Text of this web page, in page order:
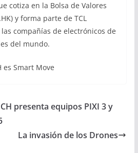
cotiza en la Bolsa de Valores
y forma parte de TCL
compañías de electrónicos de
del mundo.
es Smart Move
presenta equipos PIXI 3 y
La invasión de los Drones